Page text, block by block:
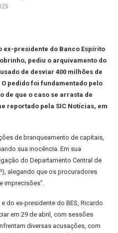
ex-presidente do Banco Espírito
pediu o arquivamento do
de desviar 400 milhões de
pedido foi fundamentado pelo
de que o caso se arrasta de
reportado pela SIC Notícias, em
de branqueamento de capitais,
sua inocência. Em sua
do Departamento Central de
alegando que os procuradores
imprecisões”.
do ex-presidente do BES, Ricardo
em 29 de abril, com sessões
diversas acusações, com